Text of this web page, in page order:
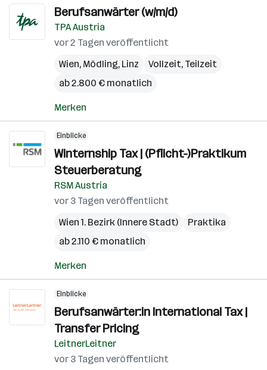
Berufsanwärter (w/m/d)
TPA Austria
vor 2 Tagen veröffentlicht
Wien, Mödling, Linz
Vollzeit, Teilzeit
ab 2.800 € monatlich
Merken
Einblicke
Winternship Tax | (Pflicht-)Praktikum
Steuerberatung
RSM Austria
vor 3 Tagen veröffentlicht
Wien 1. Bezirk (Innere Stadt)
Praktika
ab 2.110 € monatlich
Merken
Einblicke
Berufsanwärter:in International Tax |
Transfer Pricing
LeitnerLeitner
vor 3 Tagen veröffentlicht